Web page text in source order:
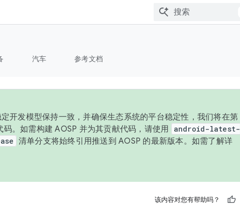
汽车 参考文档
开发模型保持一致，并确保生态系统的平台稳定性，我们将在第
。如需构建 AOSP 并为其贡献代码，请使用
android-latest-
清单分支将始终引用推送到 AOSP 的最新版本。如需了解详
该内容对您有帮助吗？